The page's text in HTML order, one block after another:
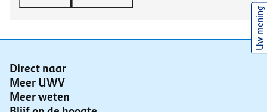
Direct naar
Meer UWV
Meer weten
Uw mening